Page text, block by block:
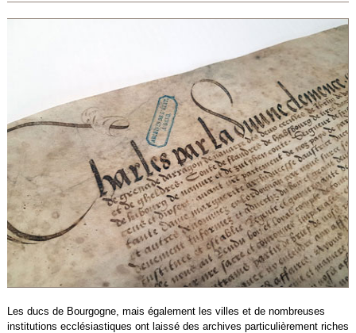
Les ducs de Bourgogne, mais également les villes et de nombreuses
institutions ecclésiastiques ont laissé des archives particulièrement riches